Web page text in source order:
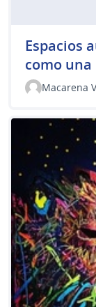
Espacios
como
Macarena